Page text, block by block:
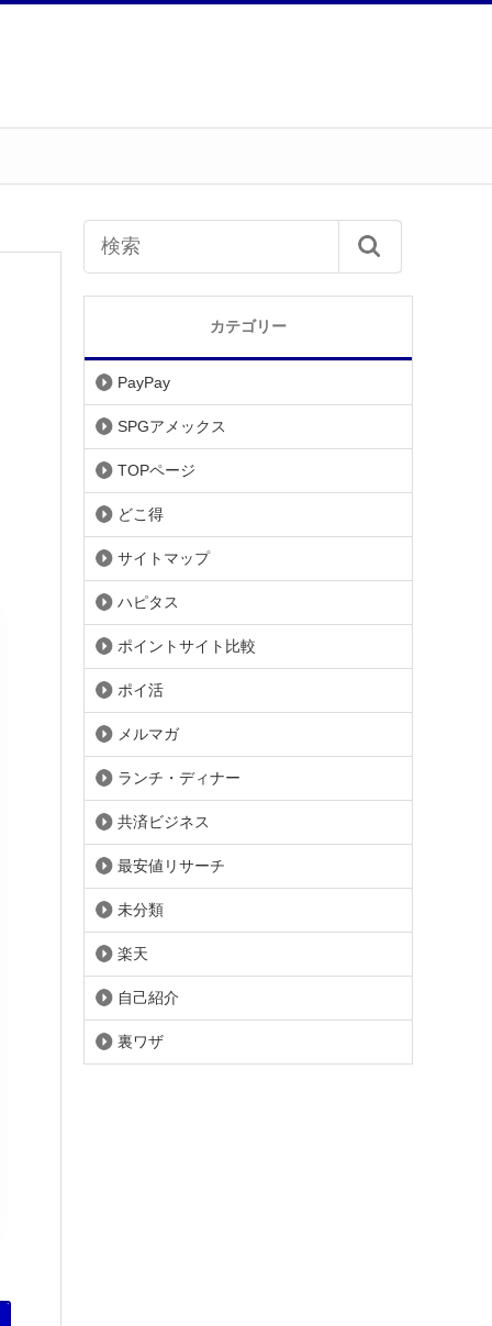
カテゴリー
PayPay
SPGアメックス
TOPページ
どこ得
サイトマップ
ハピタス
ポイントサイト比較
ポイ活
メルマガ
ランチ・ディナー
共済ビジネス
最安値リサーチ
未分類
楽天
自己紹介
裏ワザ